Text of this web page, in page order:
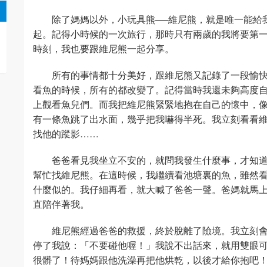
除了媽媽以外，小玩具熊──維尼熊，就是唯一能
起。記得小時候的一次旅行，那時只有兩歲的我將要第
時刻，我也要跟維尼熊一起分享。
所有的事情都十分美好，跟維尼熊又記錄了一段愉
看魚的時候，所有的都改變了。記得當時我還未夠高度
上觀看魚兒們。而我把維尼熊緊緊地抱在自己的懷中，
有一條魚跳了出水面，幾乎把我嚇得半死。我立刻看看
找他的蹤影……
爸爸看見我坐立不安的，就問我發生什麼事，才知
幫忙找維尼熊。在這時候，我繼續看池塘裏的魚，雖然
什麼似的。我仔細再看，就大喊了爸爸一聲。爸媽就馬
直陪伴著我。
維尼熊經過爸爸的救援，終於脫離了險境。我立刻
停了我說：「不要碰他喔！」我說不出話來，就用雙眼
很髒了！待媽媽跟他洗澡再把他烘乾，以後才給你抱吧